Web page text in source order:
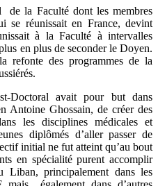
de la Faculté dont les membres
se réunissait en France, devint
à la Faculté à intervalles
en plus de seconder le Doyen.
refonte des programmes de la
Doctoral avait pour but dans
Antoine Ghossain, de créer des
les disciplines médicales et
diplômés d’aller passer de
initial ne fut atteint qu’au bout
en spécialité purent accomplir
Liban, principalement dans les